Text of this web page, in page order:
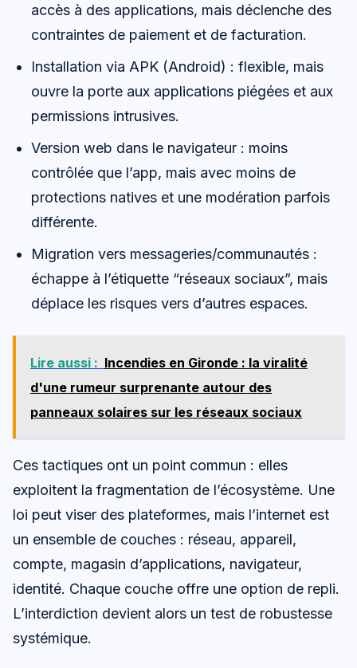
accès à des applications, mais déclenche des
contraintes de paiement et de facturation.
Installation via APK (Android) : flexible, mais
ouvre la porte aux applications piégées et aux
permissions intrusives.
Version web dans le navigateur : moins
contrôlée que l’app, mais avec moins de
protections natives et une modération parfois
différente.
Migration vers messageries/communautés :
échappe à l’étiquette “réseaux sociaux”, mais
déplace les risques vers d’autres espaces.
Lire aussi : Incendies en Gironde : la viralité
d'une rumeur surprenante autour des
panneaux solaires sur les réseaux sociaux
Ces tactiques ont un point commun : elles
exploitent la fragmentation de l’écosystème. Une
loi peut viser des plateformes, mais l’internet est
un ensemble de couches : réseau, appareil,
compte, magasin d’applications, navigateur,
identité. Chaque couche offre une option de repli.
L’interdiction devient alors un test de robustesse
systémique.